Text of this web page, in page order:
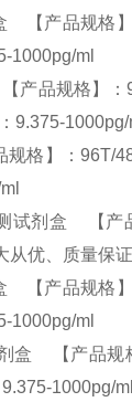
【产品规格
1000pg/ml
品规格】
9.375-
格】：96T/
ml
试剂盒 【产
从优、质量
【产品规格
1000pg/ml
盒 【产品规
1000pg/